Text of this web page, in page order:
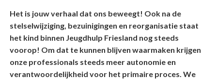
Het is jouw verhaal dat ons beweegt! Ook na de
stelselwijziging, bezuinigingen en reorganisatie staat
het kind binnen Jeugdhulp Friesland nog steeds
voorop! Om dat te kunnen blijven waarmaken krijgen
onze professionals steeds meer autonomie en
verantwoordelijkheid voor het primaire proces. We